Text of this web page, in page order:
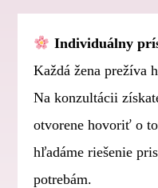
Individuálny
Každá žena prežíva
Na konzultácii
otvorene hovoriť o
hľadáme riešenie
potrebám.